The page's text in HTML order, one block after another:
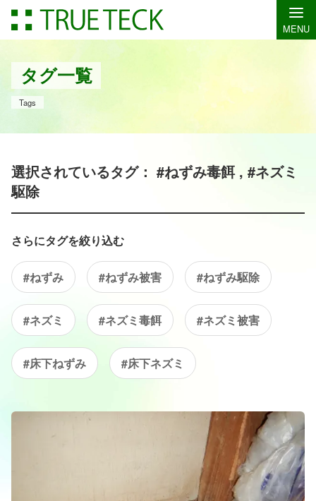
MENU
タグ一覧
Tags
選択されているタグ： #ねずみ毒餌 , #ネズミ
駆除
さらにタグを絞り込む
#ねずみ #ねずみ被害 #ねずみ駆除
#ネズミ #ネズミ毒餌 #ネズミ被害
#床下ねずみ #床下ネズミ